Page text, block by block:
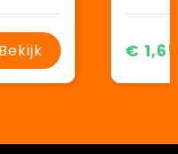
Bekijk € 1,65